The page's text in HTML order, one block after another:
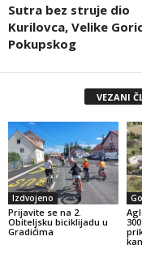
Sutra bez struje dio
Kurilovca, Velike
Pokupskog
VEZANI
Izdvojeno
Prijavite se na 2.
Obiteljsku biciklijadu u
Gradićima